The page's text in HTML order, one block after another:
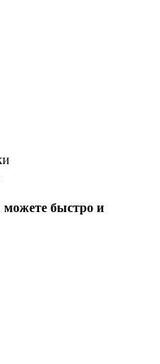
быстро и